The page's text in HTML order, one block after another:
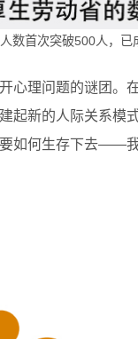
数首次突破500人，已
心理问题的谜团。
起新的人际关系模
如何生存下去——